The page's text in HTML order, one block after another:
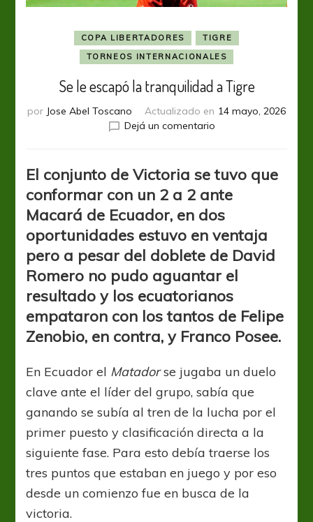
COPA LIBERTADORES
TIGRE
TORNEOS INTERNACIONALES
Se le escapó la tranquilidad a Tigre
por Jose Abel Toscano Actualizado en 14 mayo, 2026
Dejá un comentarioen
escapó
la
tranquilidad
a
El conjunto de Victoria se tuvo que
conformar con un 2 a 2 ante
Macará de Ecuador, en dos
oportunidades estuvo en ventaja
pero a pesar del doblete de David
Romero no pudo aguantar el
resultado y los ecuatorianos
empataron con los tantos de Felipe
Zenobio, en contra, y Franco Posee.
En Ecuador el Matadorse jugaba un duelo
clave ante el líder del grupo, sabía que
ganando se subía al tren de la lucha por el
primer puesto y clasificación directa a la
siguiente fase. Para esto debía traerse los
tres puntos que estaban en juego y por eso
desde un comienzo fue en busca de la
victoria.